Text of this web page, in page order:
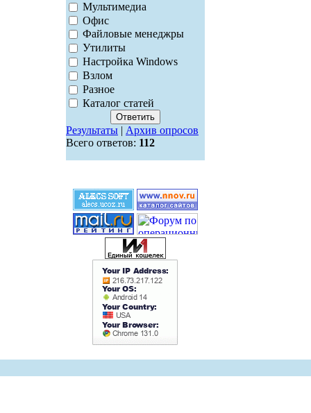
Мультимедиа
Офис
Файловые менеджры
Утилиты
Настройка Windows
Взлом
Разное
Каталог статей
Результаты| Архив опросов
Всего ответов: 112